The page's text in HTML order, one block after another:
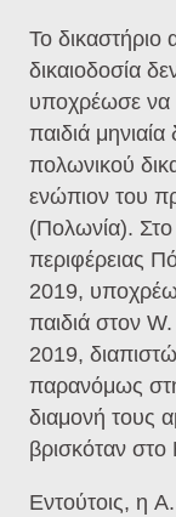
Το δικαστήριο
δικαιοδοσία
υποχρέωσε να
παιδιά
πολωνικού
ενώπιον του
(Πολωνία). Στο
περιφέρειας
2019,
παιδιά στον
2019,
παρανόμως
διαμονή τους
βρισκόταν
Εντούτοις, η